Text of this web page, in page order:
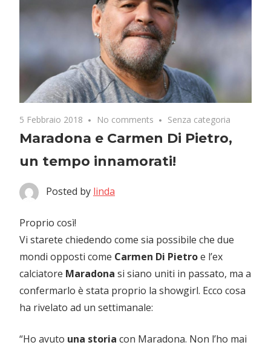
5 Febbraio 2018 No comments Senza categoria
Maradona e Carmen Di Pietro,
un tempo innamorati!
Posted by linda
Proprio così!
Vi starete chiedendo come sia possibile che due
mondi opposti come Carmen Di Pietroe l’ex
calciatore Maradona si siano uniti in passato, ma a
confermarlo è stata proprio la showgirl. Ecco cosa
ha rivelato ad un settimanale:
“Ho avuto una storia con Maradona. Non l’ho mai